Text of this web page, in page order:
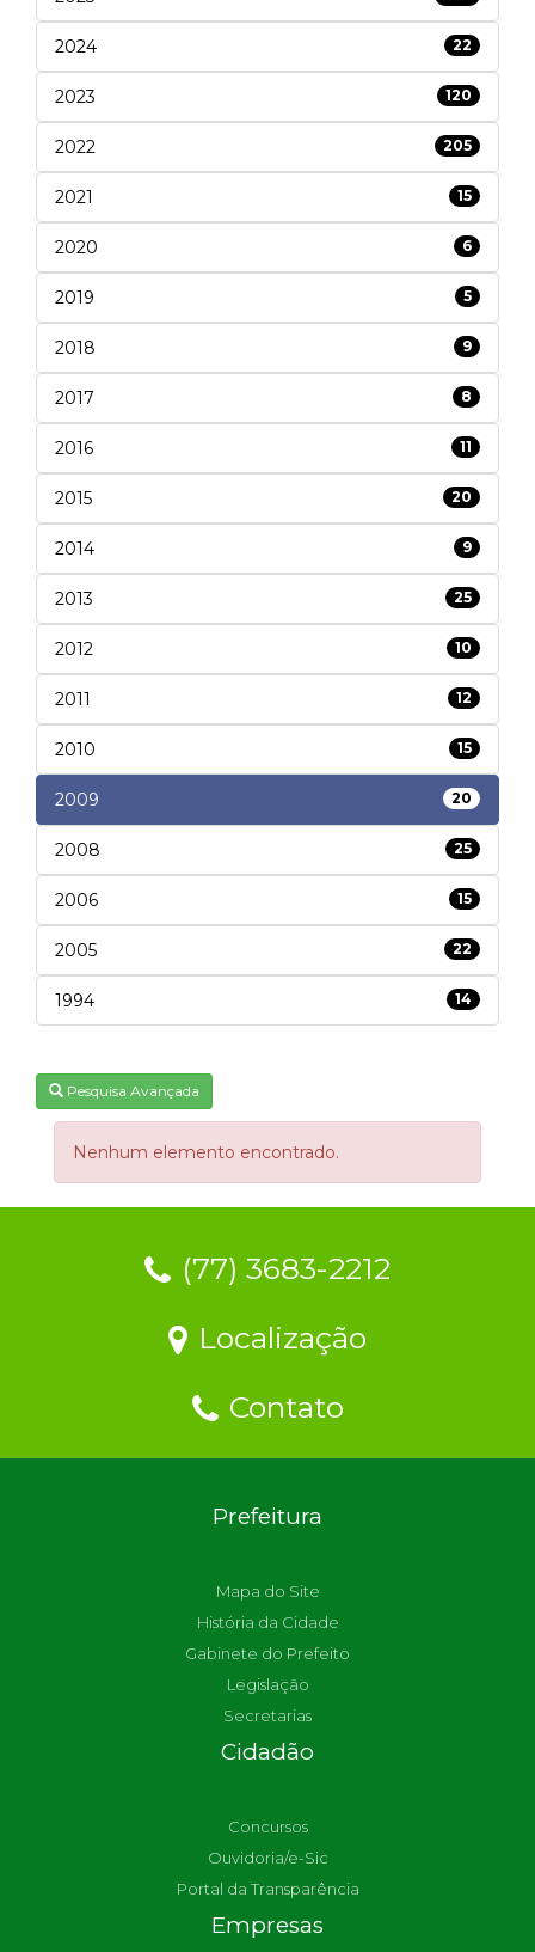
2024 22
2023 120
2022 205
2021 15
2020 6
2019 5
2018 9
2017 8
2016 11
2015 20
2014 9
2013 25
2012 10
2011 12
2010 15
2009 20
2008 25
2006 15
2005 22
1994 14
Pesquisa Avançada
Nenhum elemento encontrado.
(77) 3683-2212
Localização
Contato
Prefeitura
Mapa do Site
História da Cidade
Gabinete do Prefeito
Legislação
Secretarias
Cidadão
Concursos
Ouvidoria/e-Sic
Portal da Transparência
Empresas